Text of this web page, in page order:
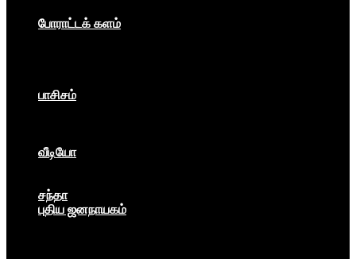
போராட்டக் களம்
பாசிசம்
வீடியோ
சந்தா
புதிய ஜனநாயகம்